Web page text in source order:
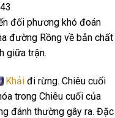
đối phương khó đoán
đường Rồng về bản chất
giữa trận.
Khải đi rừng. Chiêu cuối
trong Chiêu cuối của
đánh thường gây ra. Đặc